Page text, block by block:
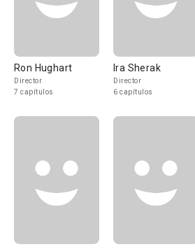
Ron Hughart
Director
7 capítulos
Ira Sherak
Director
6 capítulos